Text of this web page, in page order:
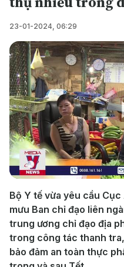
23-01-2024, 06:29
Bộ Y tế vừa yêu cầu
mưu Ban chỉ đạo liên
trung ương chỉ đạo địa
trong công tác thanh
bảo đảm an toàn thực